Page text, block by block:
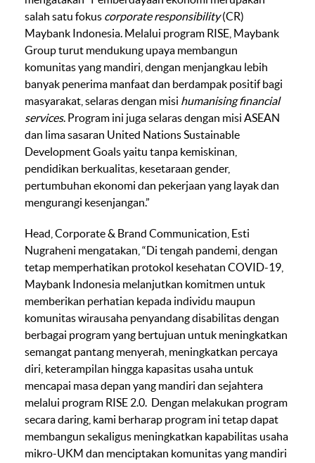
salah satu fokus corporate responsibility(CR)
Maybank Indonesia. Melalui program RISE, Maybank
Group turut mendukung upaya membangun
komunitas yang mandiri, dengan menjangkau lebih
banyak penerima manfaat dan berdampak positif bagi
masyarakat, selaras dengan misi humanising financial
services. Program ini juga selaras dengan misi ASEAN
dan lima sasaran United Nations Sustainable
Development Goals yaitu tanpa kemiskinan,
pendidikan berkualitas, kesetaraan gender,
pertumbuhan ekonomi dan pekerjaan yang layak dan
mengurangi kesenjangan.”
Head, Corporate & Brand Communication, Esti
Nugraheni mengatakan, “Di tengah pandemi, dengan
tetap memperhatikan protokol kesehatan COVID-19,
Maybank Indonesia melanjutkan komitmen untuk
memberikan perhatian kepada individu maupun
komunitas wirausaha penyandang disabilitas dengan
berbagai program yang bertujuan untuk meningkatkan
semangat pantang menyerah, meningkatkan percaya
diri, keterampilan hingga kapasitas usaha untuk
mencapai masa depan yang mandiri dan sejahtera
melalui program RISE 2.0. Dengan melakukan program
secara daring, kami berharap program ini tetap dapat
membangun sekaligus meningkatkan kapabilitas usaha
mikro-UKM dan menciptakan komunitas yang mandiri